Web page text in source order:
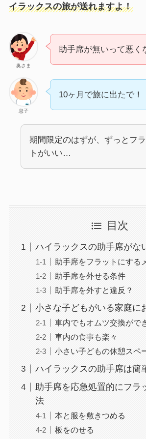
イラックスの旅が送れますよ！
奥さま
助手席が無いって悪く
息子
10ヶ月で旅に出たで！
期間限定のはずが、ずっとフ
トがいい…
目次
ハイラックスの助手席がな
助手席をフラットにする
助手席を外せる条件
助手席を外すと違反？
小さな子どもがいる家庭に
車内でもオムツ交換がで
車内の食事も楽々
小さい子どもの休憩スペ
ハイラックスの助手席は簡
助手席を応急処置的にフラ
法
本と服を敷きつめる
板をのせる